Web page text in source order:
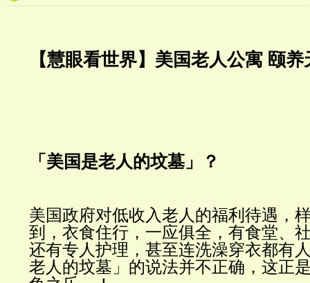
【慧眼看世界】美国老人公寓 颐养
「美国是老人的坟墓」？
美国政府对低收入老人的福利待遇，
到，衣食住行，一应俱全，有食堂、
还有专人护理，甚至连洗澡穿衣都有
老人的坟墓」的说法并不正确，这正